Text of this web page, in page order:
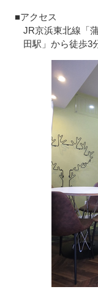
■アクセス
JR京浜東北線「
田駅」から徒歩3